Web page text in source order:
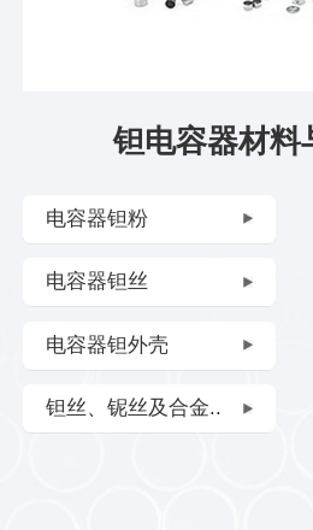
钽电容器材料
电容器钽粉
电容器钽丝
电容器钽外壳
钽丝、铌丝及合金..